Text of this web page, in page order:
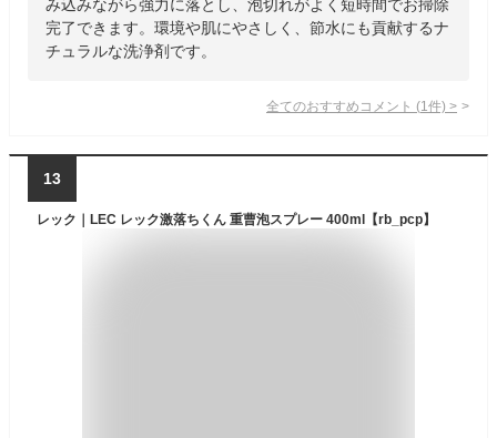
み込みながら強力に落とし、泡切れがよく短時間でお掃除
完了できます。環境や肌にやさしく、節水にも貢献するナ
チュラルな洗浄剤です。
全てのおすすめコメント (1 件) >
13
レック｜LEC レック激落ちくん 重曹泡スプレー 400ml【rb_pcp】